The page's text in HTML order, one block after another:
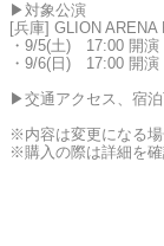
▶対象公演
[兵庫] GLION ARENA
・9/5(土) 17:00 開演
・9/6(日) 17:00 開演
▶交通アクセス、宿
※内容は変更になる
※購入の際は詳細を